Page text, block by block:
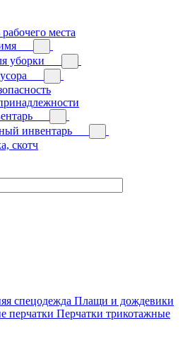
места
уборки
инвентарь
скотч
спецодежда Плащи и дождевики
перчатки Перчатки трикотажные